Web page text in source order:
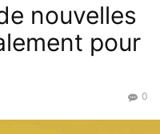
nouvelles
pour
0